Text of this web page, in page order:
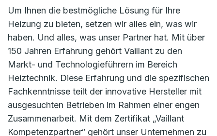
Um Ihnen die bestmögliche Lösung für Ihre
Heizung zu bieten, setzen wir alles ein, was wir
haben. Und alles, was unser Partner hat. Mit über
150 Jahren Erfahrung gehört Vaillant zu den
Markt- und Technologieführern im Bereich
Heiztechnik. Diese Erfahrung und die spezifischen
Fachkenntnisse teilt der innovative Hersteller mit
ausgesuchten Betrieben im Rahmen einer engen
Zusammenarbeit. Mit dem Zertifikat „Vaillant
Kompetenzpartner“ gehört unser Unternehmen zu